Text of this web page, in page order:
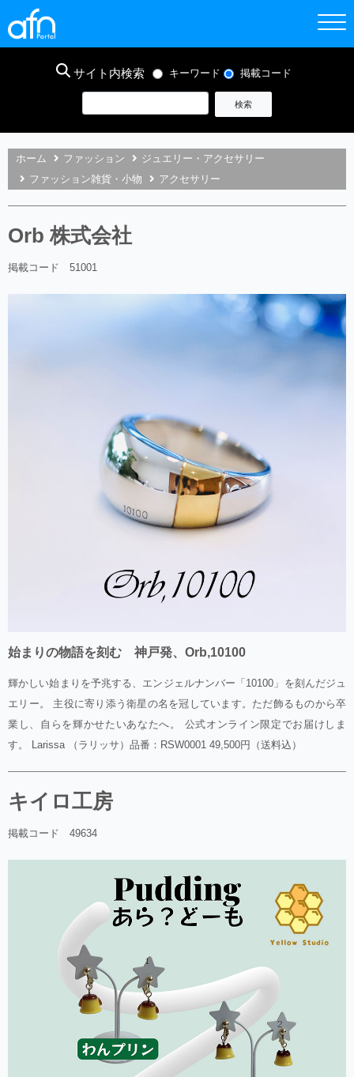
サイト内検索 キーワード 掲載コード
ホーム ファッション
ジュエリー・アクセサリー
ファッション雑貨・小物
アクセサリー
Orb 株式会社
掲載コード 51001
始まりの物語を刻む 神戸発、Orb,10100
輝かしい始まりを予兆する、エンジェルナンバー「10100」を刻んだジュ
エリー。 主役に寄り添う衛星の名を冠しています。ただ飾るものから卒
業し、自らを輝かせたいあなたへ。 公式オンライン限定でお届けしま
す。 Larissa （ラリッサ）品番：RSW0001 49,500円（送料込）
キイロ工房
掲載コード 49634